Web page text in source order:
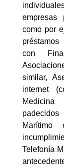
empresas
como por
con
similar,
internet
Medicina
padecidos
Telefonía